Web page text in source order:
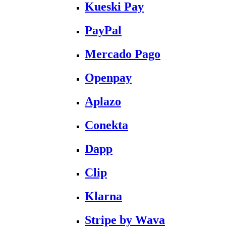
Kueski Pay
PayPal
Mercado Pago
Openpay
Aplazo
Conekta
Dapp
Clip
Klarna
Stripe by Wava